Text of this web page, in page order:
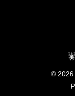
© 2026